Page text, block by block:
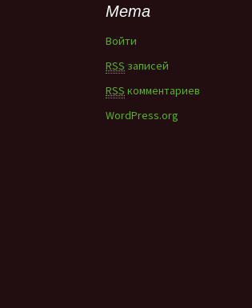
Мета
Войти
RSS записей
RSS комментариев
WordPress.org